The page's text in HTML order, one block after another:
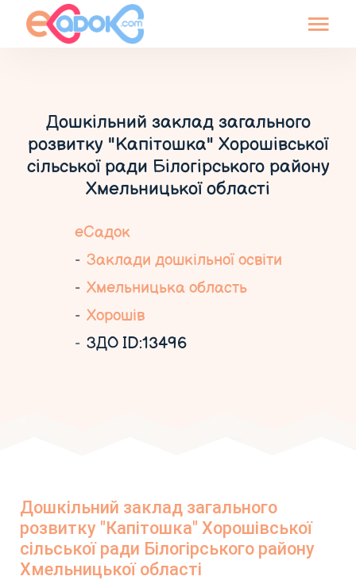
Дошкільний заклад загального
розвитку "Капітошка" Хорошівської
сільської ради Білогірського району
Хмельницької області
еСадок
Заклади дошкільної освіти
Хмельницька область
Хорошів
ЗДО ID:13496
Дошкільний заклад загального
розвитку "Капітошка" Хорошівської
сільської ради Білогірського району
Хмельницької області